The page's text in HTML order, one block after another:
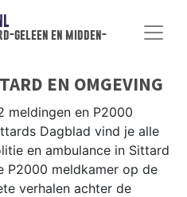
geleen en midden-
EN OMGEVING
meldingen en P2000
Dagblad vind je alle
en ambulance in Sittard
P2000 meldkamer op de
verhalen achter de